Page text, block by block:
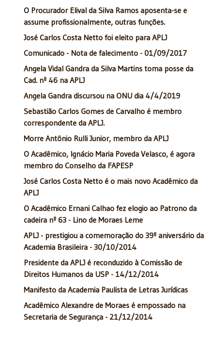
O Procurador Elival da Silva Ramos aposenta-se e
assume profissionalmente, outras funções.
José Carlos Costa Netto foi eleito para APLJ
Comunicado - Nota de falecimento - 01/09/2017
Angela Vidal Gandra da Silva Martins toma posse da
Cad. nº 46 na APLJ
Angela Gandra discursou na ONU dia 4/4/2019
Sebastião Carlos Gomes de Carvalho é membro
correspondente da APLJ.
Morre Antônio Rulli Junior, membro da APLJ
O Acadêmico, Ignácio Maria Poveda Velasco, é agora
membro do Conselho da FAPESP
José Carlos Costa Netto é o mais novo Acadêmico da
APLJ
O Acadêmico Ernani Calhao fez elogio ao Patrono da
cadeira nº 63 - Lino de Moraes Leme
APLJ - prestigiou a comemoração do 39º aniversário da
Academia Brasileira - 30/10/2014
Presidente da APLJ é reconduzido à Comissão de
Direitos Humanos da USP - 14/12/2014
Manifesto da Academia Paulista de Letras Jurídicas
Acadêmico Alexandre de Moraes é empossado na
Secretaria de Segurança - 21/12/2014